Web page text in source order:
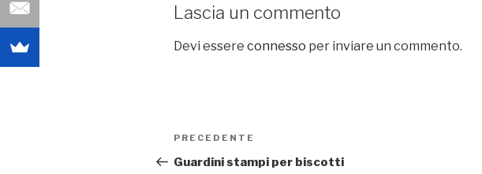
Lascia un commento
Devi essere connesso per inviare un commento.
Navigazione
articoli
Articolo
precedente:
PRECEDENTE
Guardini stampi per biscotti